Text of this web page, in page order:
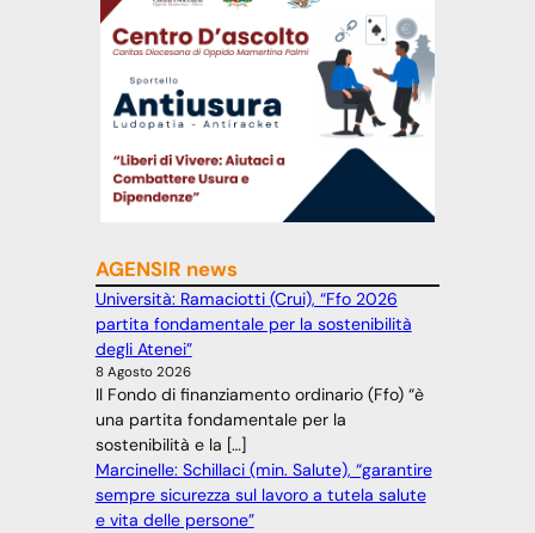
AGENSIR news
Università: Ramaciotti (Crui), “Ffo 2026
partita fondamentale per la sostenibilità
degli Atenei”
8 Agosto 2026
Il Fondo di finanziamento ordinario (Ffo) “è
una partita fondamentale per la
sostenibilità e la […]
Marcinelle: Schillaci (min. Salute), “garantire
sempre sicurezza sul lavoro a tutela salute
e vita delle persone”